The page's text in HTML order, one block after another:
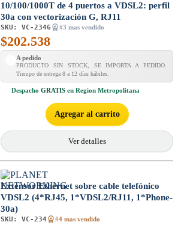
10/100/1000T de 4 puertos a VDSL2: perfil
30a con vectorización G, RJ11
SKU: VC-234G #3 mas vendido
$202.538
A pedido
PRODUCTO SIN STOCK, SE IMPORTA A PEDIDO.
Tiempo de entrega 8 a 12 días hábiles.
Despacho GRATIS en Region Metropolitana
Agregar al carrito
Ver detalles
Extensor Ethernet sobre cable telefónico
VDSL2 (4*RJ45, 1*VDSL2/RJ11, 1*Phone-
30a)
SKU: VC-234 #4 mas vendido